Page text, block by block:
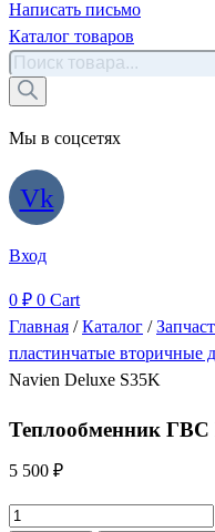
Написать письмо
Каталог товаров
Поиск
товаров
Мы в соцсетях
Vk
Вход
0 ₽ 0 Cart
Главная /Каталог /
пластинчатые вторичные
Navien Deluxe S35K
Теплообменник ГВС
5 500 ₽
Количество